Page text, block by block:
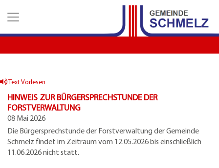
H
t
I
l
e
n Text Vorlesen
HINWEIS ZUR BÜRGERSPRECHSTUNDE DER
FORSTVERWALTUNG
08 Mai 2026
Die Bürgersprechstunde der Forstverwaltung der Gemeinde
Schmelz findet im Zeitraum vom 12.05.2026 bis einschließlich
11.06.2026 nicht statt.